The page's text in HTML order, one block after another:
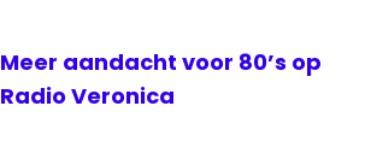
Meer aandacht voor 80’s op
Radio Veronica